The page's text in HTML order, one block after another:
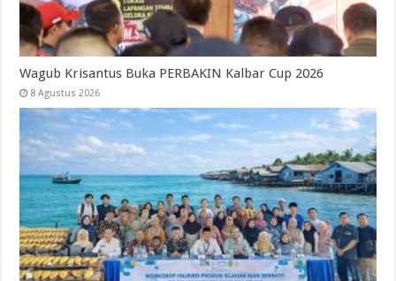
Wagub Krisantus Buka PERBAKIN Kalbar Cup 2026
8 Agustus 2026